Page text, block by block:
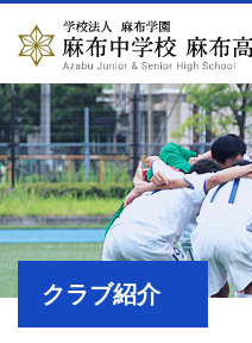
クラブ紹介